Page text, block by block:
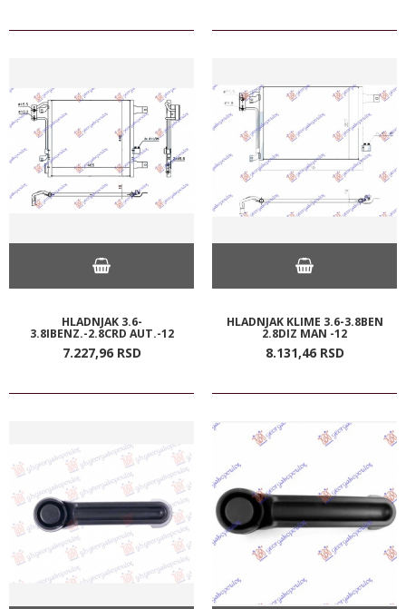
HLADNJAK 3.6-
3.8IBENZ.-2.8CRD AUT.-12
7.227,96 RSD
HLADNJAK KLIME 3.6-3.8BEN
2.8DIZ MAN -12
8.131,46 RSD